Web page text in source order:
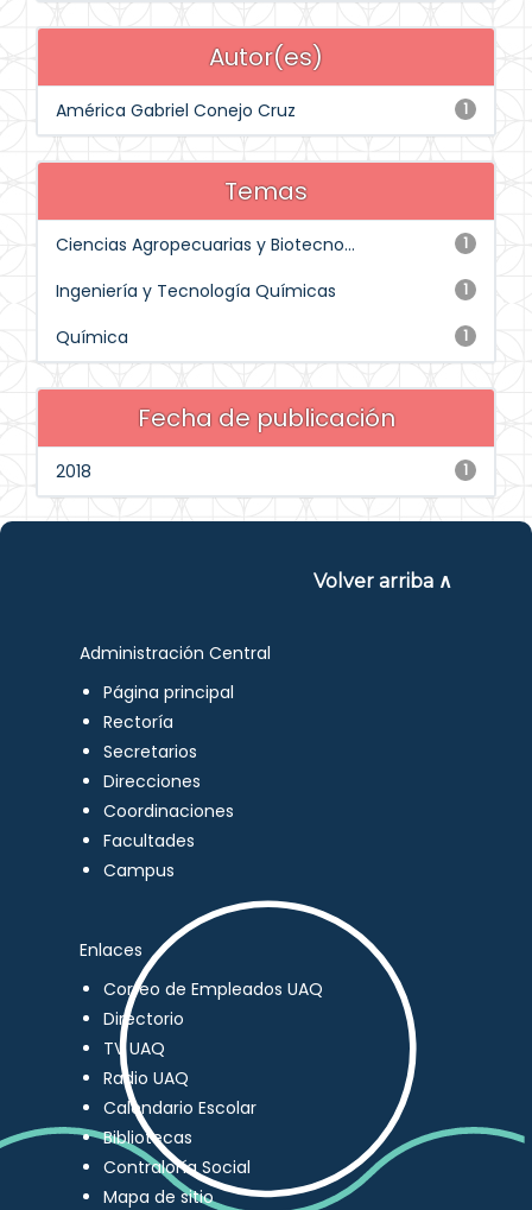
Autor(es)
1
América Gabriel Conejo Cruz
Temas
1
Ciencias Agropecuarias y Biotecno...
1
Ingeniería y Tecnología Químicas
1
Química
Fecha de publicación
1
2018
Volver arriba ∧
Administración Central
Página principal
Rectoría
Secretarios
Direcciones
Coordinaciones
Facultades
Campus
Enlaces
Correo de Empleados UAQ
Directorio
TV UAQ
Radio UAQ
Calendario Escolar
Bibliotecas
Contraloría Social
Mapa de sitio